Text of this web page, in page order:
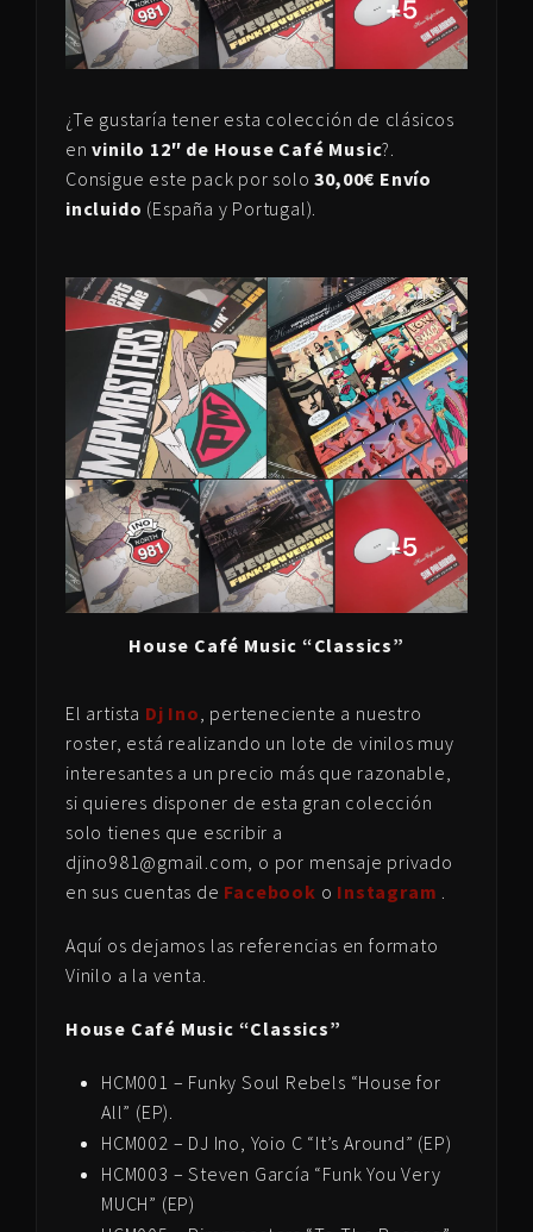
¿Te gustaría tener esta colección de clásicos
envinilo 12″ de House Café Music?.
Consigue este pack por solo 30,00€ Envío
incluido (España y Portugal).
House Café Music “Classics”
El artista Dj Ino , perteneciente a nuestro
roster, está realizando un lote de vinilos muy
interesantes a un precio más que razonable,
si quieres disponer de esta gran colección
solo tienes que escribir a
djino981@gmail.com, o por mensaje privado
en sus cuentas de Facebook o Instagram
Aquí os dejamos las referencias en formato
Vinilo a la venta.
House Café Music “Classics”
HCM001 – Funky Soul Rebels “House for
All” (EP).
HCM002 – DJ Ino, Yoio C “It’s Around” (EP)
HCM003 – Steven García “Funk You Very
MUCH” (EP)